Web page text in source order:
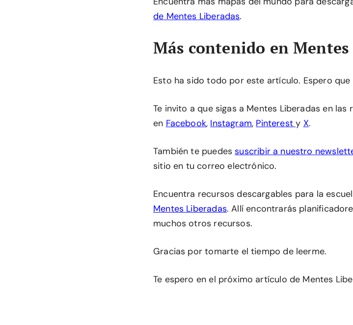
de Mentes Liberadas.
Más contenido en
Esto ha sido todo por este artículo. Espero
Te invito a que sigas a Mentes Liberadas en las
en Facebook, Instagram, Pinteresty X.
También te puedessuscribir a nuestro
sitio en tu correo electrónico.
Encuentra recursos descargables para la
Mentes Liberadas. Allí encontrarás
muchos otros recursos.
Gracias por tomarte el tiempo de leerme.
Te espero en el próximo artículo de Mentes